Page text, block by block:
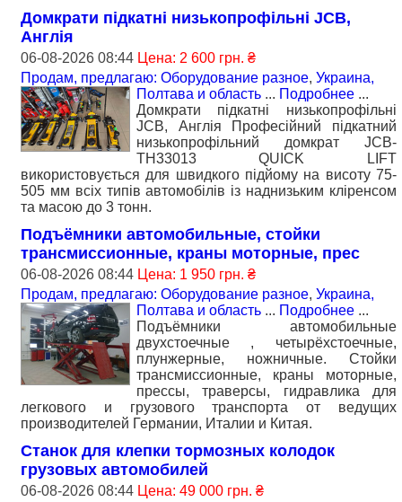
Домкрати підкатні низькопрофільні JCB,
Англія
06-08-2026 08:44 Цена: 2 600 грн. ₴
Продам, предлагаю: Оборудование разное, Украина,
Полтава и область ... Подробнее ...
Домкрати підкатні низькопрофільні
JCB, Англія Професійний підкатний
низькопрофільний домкрат JCB-
TH33013 QUICK LIFT
використовується для швидкого підйому на висоту 75-
505 мм всіх типів автомобілів із наднизьким кліренсом
та масою до 3 тонн.
Подъёмники автомобильные, стойки
трансмиссионные, краны моторные, прес
06-08-2026 08:44 Цена: 1 950 грн. ₴
Продам, предлагаю: Оборудование разное, Украина,
Полтава и область ... Подробнее ...
Подъёмники автомобильные
двухстоечные , четырёхстоечные,
плунжерные, ножничные. Стойки
трансмиссионные, краны моторные,
прессы, траверсы, гидравлика для
легкового и грузового транспорта от ведущих
производителей Германии, Италии и Китая.
Станок для клепки тормозных колодок
грузовых автомобилей
06-08-2026 08:44 Цена: 49 000 грн. ₴